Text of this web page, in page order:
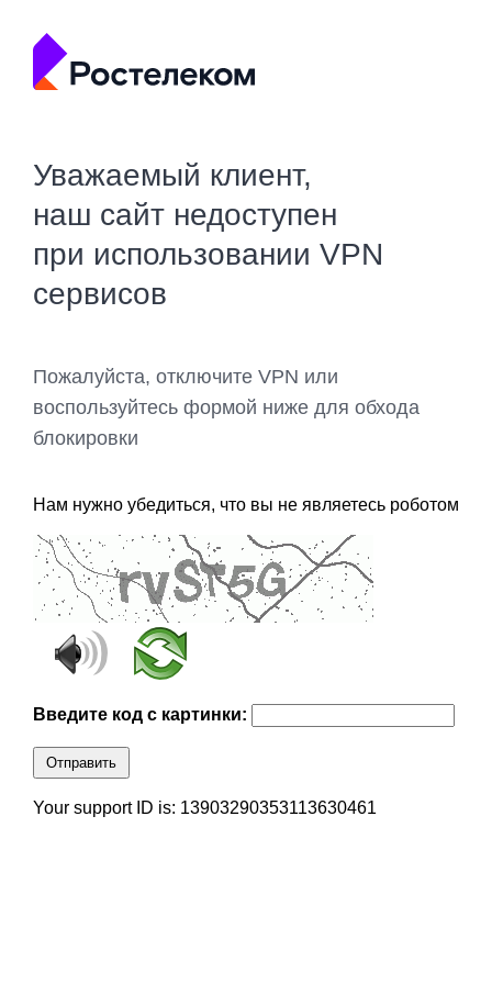
Уважаемый клиент,
наш сайт недоступен
при использовании VPN
сервисов
Пожалуйста, отключите VPN или
воспользуйтесь формой ниже для обхода
блокировки
Нам нужно убедиться, что вы не являетесь роботом
Введите код с картинки:
Отправить
Your support ID is: 13903290353113630461